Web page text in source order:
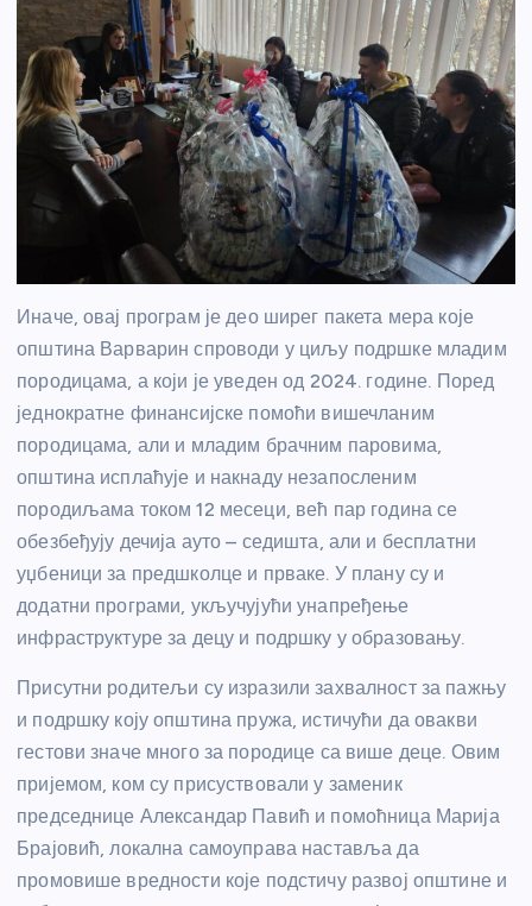
Иначе, овај програм је део ширег пакета мера које
општина Варварин спроводи у циљу подршке младим
породицама, а који је уведен од 2024. године. Поред
једнократне финансијске помоћи вишечланим
породицама, али и младим брачним паровима,
општина исплаћује и накнаду незапосленим
породиљама током 12 месеци, већ пар година се
обезбеђују дечија ауто – седишта, али и бесплатни
уџбеници за предшколце и прваке. У плану су и
додатни програми, укључујући унапређење
инфраструктуре за децу и подршку у образовању.
Присутни родитељи су изразили захвалност за пажњу
и подршку коју општина пружа, истичући да овакви
гестови значе много за породице са више деце. Овим
пријемом, ком су присуствовали у заменик
председнице Александар Павић и помоћница Марија
Брајовић, локална самоуправа наставља да
промовише вредности које подстичу развој општине и